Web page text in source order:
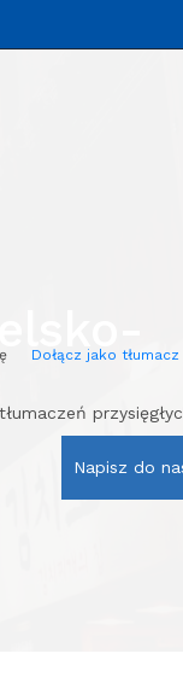
Dołącz jako tłumacz
Napisz do